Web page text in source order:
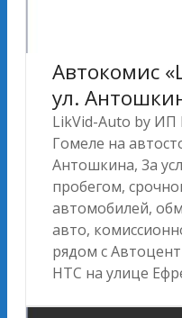
Автокомис
ул.
LikVid-Auto by ИП
Гомеле на
Антошкина, 3а
пробегом,
автомобилей,
авто,
рядом с
НТС на улице